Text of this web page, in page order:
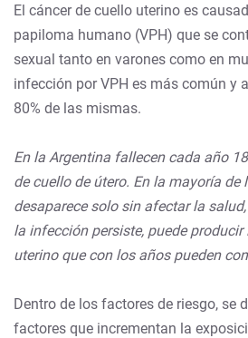
El cáncer de cuello uterino es
papiloma humano (VPH) que se
sexual tanto en varones como en
infección por VPH es más común y
80% de las mismas.
En la Argentina fallecen cada año
de cuello de útero. En la mayoría de
desaparece solo sin afectar la
la infección persiste, puede producir
uterino que con los años pueden
Dentro de los factores de riesgo, se
factores que incrementan la